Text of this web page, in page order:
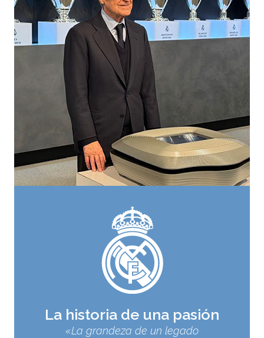
La historia de una pasión
«La grandeza de un legado